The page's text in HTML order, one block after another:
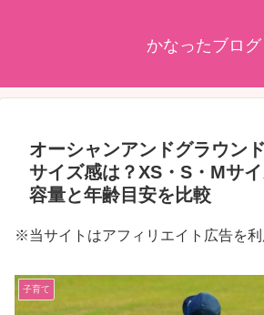
かなったブログ
オーシャンアンドグラウン
サイズ感は？XS・S・Mサイ
容量と年齢目安を比較
※当サイトはアフィリエイト広告を
子育て